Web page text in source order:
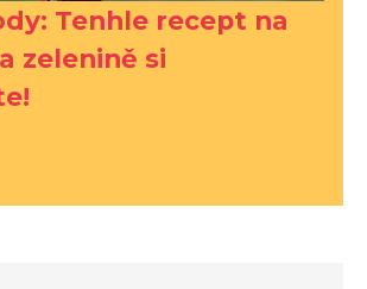
Tenhle recept na
zelenině si